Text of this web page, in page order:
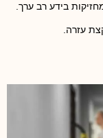
בידע רב ערך.
עזרה.